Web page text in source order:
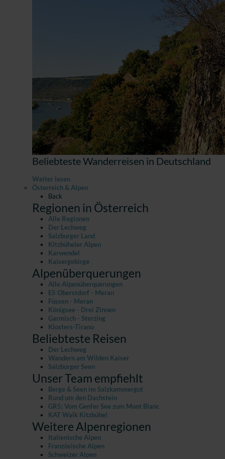
Beliebteste Wanderreisen in Deutschland
Weiter lesen
Österreich & Alpen
Back
Regionen in Österreich
Alle Regionen
Der Lechweg
Salzburger Land
Kitzbüheler Alpen
Karwendel
Kaisergebirge
Alpenüberquerungen
Alle Alpenüberquerungen
E5 Oberstdorf - Meran
Füssen - Meran
Königsee - Drei Zinnen
Garmisch - Sterzing
Klosters-Tirano
Beliebteste Reisen
Der Lechweg
Wandern am Wilden Kaiser
Salzburger Seen
Unser Team empfiehlt
Berge & Seen im Salzkammergut
Rund um den Dachstein
GR5: Vom Genfer See zum Mont Blanc
KAT Walk Kitzbühel
Weitere Alpenregionen
Italienische Alpen
Französische Alpen
Schweizer Alpen